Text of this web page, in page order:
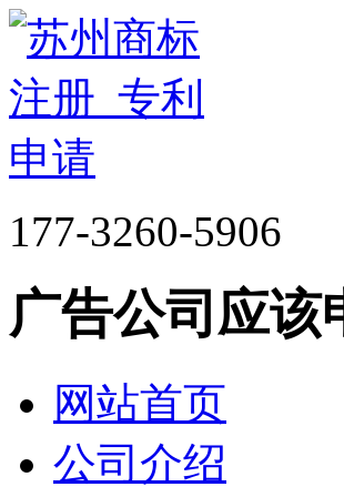
177-3260-5906
广告公司应该
网站首页
公司介绍